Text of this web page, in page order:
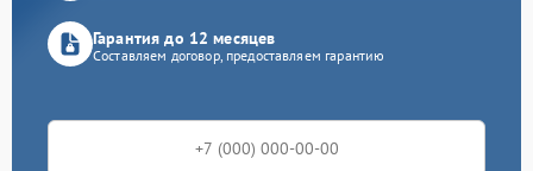
Гарантия до 12 месяцев
Составляем договор, предоставляем гарантию